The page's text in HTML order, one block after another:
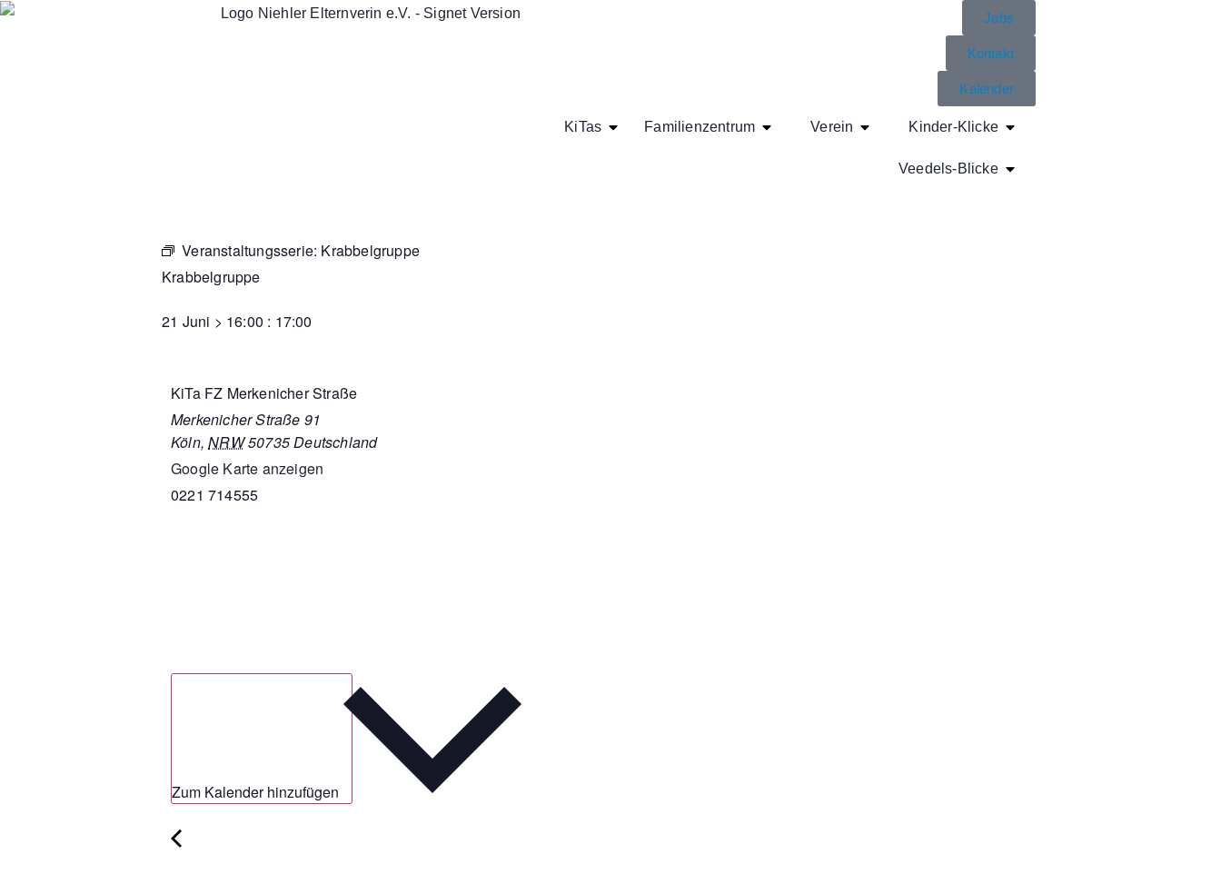
Jobs
Kontakt
Kalender
KiTas Familienzentrum Verein Kinder-Klicke
Veedels-Blicke
Veranstaltungsserie: Krabbelgruppe
Krabbelgruppe
21 Juni > 16:00 : 17:00
KiTa FZ Merkenicher Straße
Merkenicher Straße 91
Köln, NRW50735Deutschland
Google Karte anzeigen
0221 714555
Zum Kalender hinzufügen